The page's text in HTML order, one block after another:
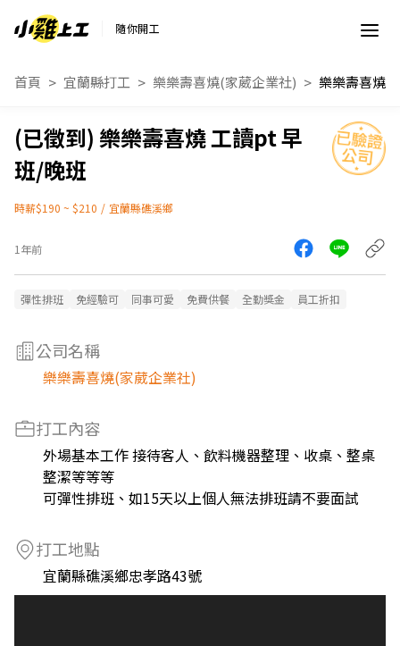
隨你開工
首頁 宜蘭縣打工 樂樂壽喜燒(家葳企業社)
樂樂壽喜燒 工讀pt 早
班/晚班
時薪$190 ~ $210 / 宜蘭縣礁溪鄉
1年前
彈性排班 免經驗可 同事可愛 免費供餐 全勤獎金 員工折扣
公司名稱
樂樂壽喜燒(家葳企業社)
打工內容
外場基本工作 接待客人、飲料機器整理、收桌、整桌
整潔等等等
可彈性排班、如15天以上個人無法排班請不要面試
打工地點
宜蘭縣礁溪鄉忠孝路43號